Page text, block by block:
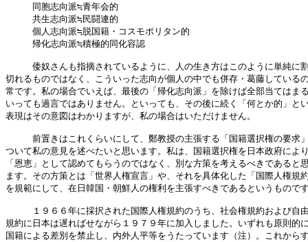
同胞志向派≒青年会的
共生志向派≒民闘連的
個人志向派≒脱国籍・コスモポリタン的
帰化志向派≒積極的同化容認
倭奴さんも指摘されているように、人の生き方はこのように単純に
切れるものではなく、こういった志向が個人の中でも併存・葛藤している
常です。私の場合でいえば、最後の「帰化志向派」を除けば全部当てはま
いっても過言ではありません。といっても、その後に続く「何とか的」と
表現はその意図はわかりますが、私の場合はいただけません。
前置きはこれくらいにして、鄭教授の主張する「国籍選択権の要求
ついて私の意見を述べたいと思います。私は、国籍選択権を日本政府によ
「恩恵」として認めてもらうのではなく、別な方策を考えるべきであると
ます。その方策とは「世界人権宣言」や、それを具体化した「国際人権規
を規範にして、在日韓国・朝鮮人の権利を主張すべきであるというもので
１９６６年に採択された国際人権規約のうち、社会権規約および自
規約に日本は遅ればせながら１９７９年に加入しました。いずれも原則的
国籍による差別を禁止し、内外人平等をうたっています（注）。これから